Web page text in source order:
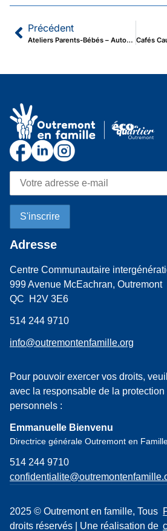
Précédent
Ateliers Parents-Bébés – Automne 2026
Adresse
Centre Communautaire
999 Avenue McEachran, Outremont
QC H2V 3E6
514 244 9710
info@outremontenfamille.org
Pour pouvoir exercer vos droits,
avec la responsable de la
personnels :
Emmanuelle Bienvenu
Directrice générale Outremont en
514 244 9710
2025 © Outremont en famille, Tous
droits réservés | Une réalisation de